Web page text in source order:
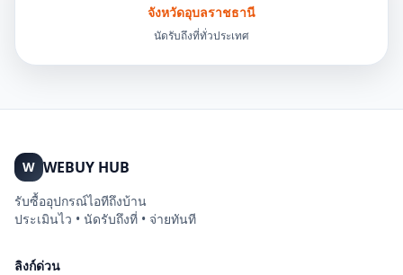
จังหวัดอุบลราชธานี
นัดรับถึงที่ทั่วประเทศ
W WEBUY HUB
รับซื้ออุปกรณ์ไอทีถึงบ้าน
ประเมินไว • นัดรับถึงที่ • จ่ายทันที
ลิงก์ด่วน